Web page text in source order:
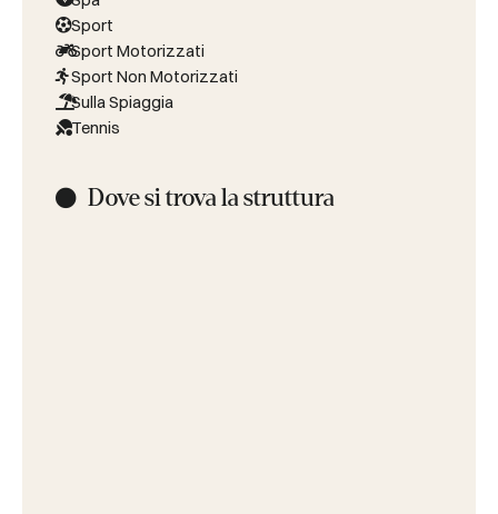
Sport
Sport Motorizzati
Sport Non Motorizzati
Sulla Spiaggia
Tennis
Dove si trova la struttura